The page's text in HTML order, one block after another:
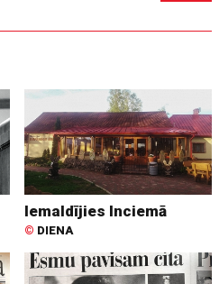
Iemaldījies Inciemā
© DIENA